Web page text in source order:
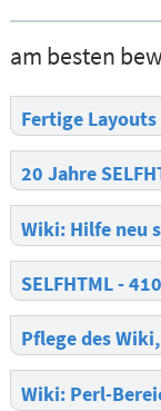
am besten
Fertige
20 Jahre
Wiki: Hilfe neu
SELFHTML -
Pflege des
Wiki: Perl-